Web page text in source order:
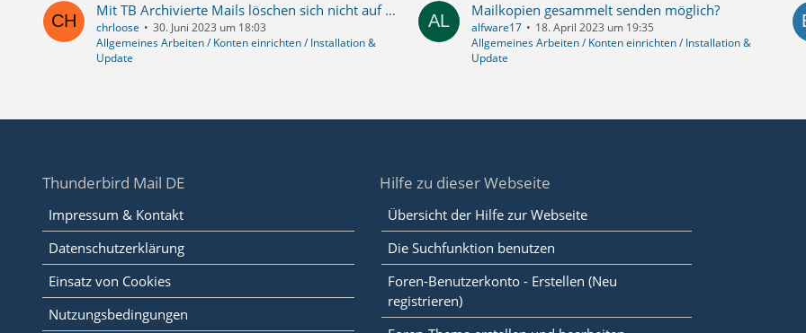
Mit TB Archivierte Mails löschen sich nicht auf dem GMX Server
chrloose
30. Juni 2023 um 18:03
Allgemeines Arbeiten / Konten einrichten / Installation &
Update
Mailkopien gesammelt senden möglich?
alfware17
18. April 2023 um 19:35
Allgemeines Arbeiten / Konten einrichten / Installation &
Update
Thunderbird Mail DE
Impressum & Kontakt
Datenschutzerklärung
Einsatz von Cookies
Nutzungsbedingungen
Hilfe zu dieser Webseite
Übersicht der Hilfe zur Webseite
Die Suchfunktion benutzen
Foren-Benutzerkonto - Erstellen (Neu
registrieren)